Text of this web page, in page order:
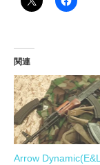
関連
Arrow Dynamic(E&L